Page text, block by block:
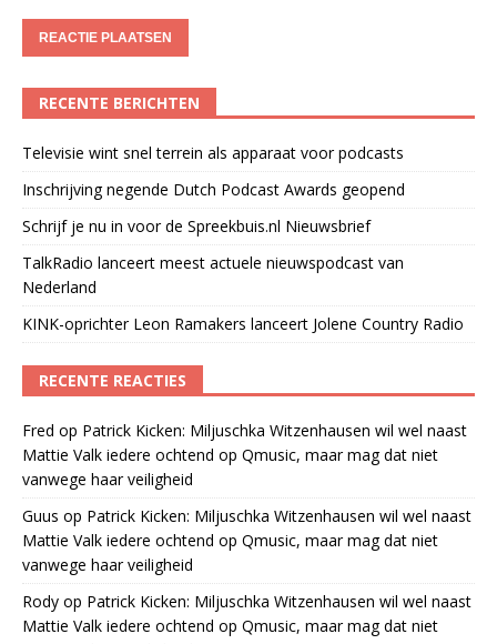
RECENTE BERICHTEN
Televisie wint snel terrein als apparaat voor podcasts
Inschrijving negende Dutch Podcast Awards geopend
Schrijf je nu in voor de Spreekbuis.nl Nieuwsbrief
TalkRadio lanceert meest actuele nieuwspodcast van
Nederland
KINK-oprichter Leon Ramakers lanceert Jolene Country Radio
RECENTE REACTIES
Fred op Patrick Kicken: Miljuschka Witzenhausen wil wel naast
Mattie Valk iedere ochtend op Qmusic, maar mag dat niet
vanwege haar veiligheid
Guus op Patrick Kicken: Miljuschka Witzenhausen wil wel naast
Mattie Valk iedere ochtend op Qmusic, maar mag dat niet
vanwege haar veiligheid
Rody op Patrick Kicken: Miljuschka Witzenhausen wil wel naast
Mattie Valk iedere ochtend op Qmusic, maar mag dat niet